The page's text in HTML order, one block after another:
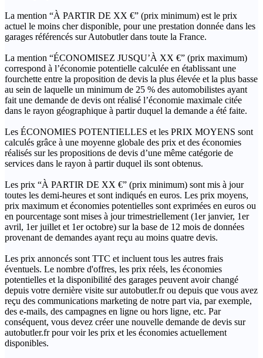
La mention “À PARTIR DE XX €” (prix minimum) est le prix
actuel le moins cher disponible, pour une prestation donnée dans les
garages référencés sur Autobutler dans toute la France.
La mention “ÉCONOMISEZ JUSQU’À XX €” (prix maximum)
correspond à l’économie potentielle calculée en établissant une
fourchette entre la proposition de devis la plus élevée et la plus basse
au sein de laquelle un minimum de 25 % des automobilistes ayant
fait une demande de devis ont réalisé l’économie maximale citée
dans le rayon géographique à partir duquel la demande a été faite.
Les ÉCONOMIES POTENTIELLES et les PRIX MOYENS sont
calculés grâce à une moyenne globale des prix et des économies
réalisés sur les propositions de devis d’une même catégorie de
services dans le rayon à partir duquel ils sont obtenus.
Les prix “À PARTIR DE XX €” (prix minimum) sont mis à jour
toutes les demi-heures et sont indiqués en euros. Les prix moyens,
prix maximum et économies potentielles sont exprimées en euros ou
en pourcentage sont mises à jour trimestriellement (1er janvier, 1er
avril, 1er juillet et 1er octobre) sur la base de 12 mois de données
provenant de demandes ayant reçu au moins quatre devis.
Les prix annoncés sont TTC et incluent tous les autres frais
éventuels. Le nombre d'offres, les prix réels, les économies
potentielles et la disponibilité des garages peuvent avoir changé
depuis votre dernière visite sur autobutler.fr ou depuis que vous avez
reçu des communications marketing de notre part via, par exemple,
des e-mails, des campagnes en ligne ou hors ligne, etc. Par
conséquent, vous devez créer une nouvelle demande de devis sur
autobutler.fr pour voir les prix et les économies actuellement
disponibles.